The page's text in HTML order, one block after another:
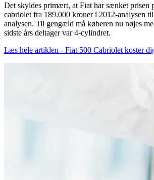
Det skyldes primært, at Fiat har sænket prisen
cabriolet fra 189.000 kroner i 2012-analysen
analysen. Til gengæld må køberen nu nøjes
sidste års deltager var 4-cylindret.
Læs hele artiklen - Fiat 500 Cabriolet koster